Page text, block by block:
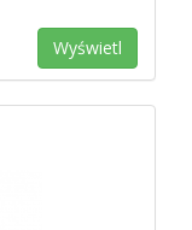
Wyświetl